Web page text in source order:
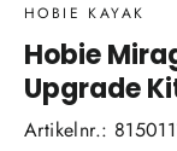
HOBIE KAYAK
Hobie
Upgrade
Artikelnr.: